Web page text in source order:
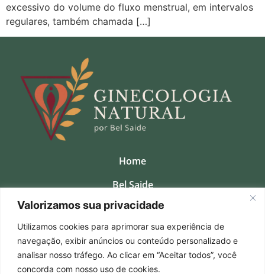
Valorizamos sua privacidade
Utilizamos cookies para aprimorar sua experiência de
navegação, exibir anúncios ou conteúdo personalizado e
analisar nosso tráfego. Ao clicar em “Aceitar todos”, você
concorda com nosso uso de cookies.
excessivo do volume do fluxo menstrual, em intervalos
regulares, também chamada […]
Home
Bel Saide
Clinica
Consultas Presenciais
Cursos